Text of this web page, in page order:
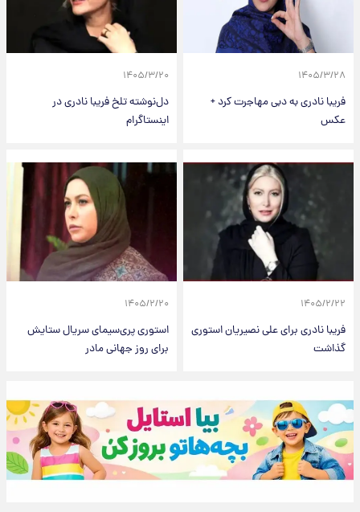
۱۴۰۵/۳/۲۸
فریبا نادری به دبی مهاجرت کرد +
عکس
۱۴۰۵/۳/۲۰
دل‌نوشته تلخ فریبا نادری در
اینستاگرام
۱۴۰۵/۲/۲۲
فریبا نادری برای علی نصیریان استوری
گذاشت
۱۴۰۵/۲/۲۰
استوری پری‌سیمای سریال ستایش
برای روز جهانی مادر